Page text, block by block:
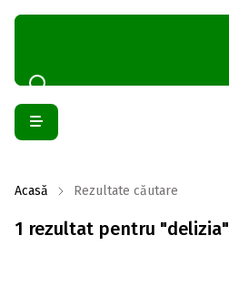
Acasă Rezultate căutare
1 rezultat pentru "delizia"